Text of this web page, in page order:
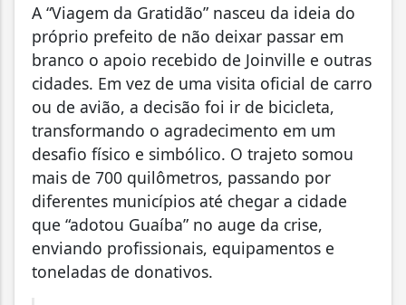
A “Viagem da Gratidão” nasceu da ideia do
próprio prefeito de não deixar passar em
branco o apoio recebido de Joinville e outras
cidades. Em vez de uma visita oficial de carro
ou de avião, a decisão foi ir de bicicleta,
transformando o agradecimento em um
desafio físico e simbólico. O trajeto somou
mais de 700 quilômetros, passando por
diferentes municípios até chegar a cidade
que “adotou Guaíba” no auge da crise,
enviando profissionais, equipamentos e
toneladas de donativos.